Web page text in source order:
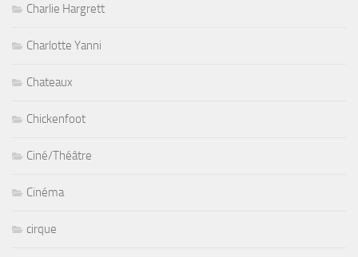
Charlie Hargrett
Charlotte Yanni
Chateaux
Chickenfoot
Ciné/Théâtre
Cinéma
cirque